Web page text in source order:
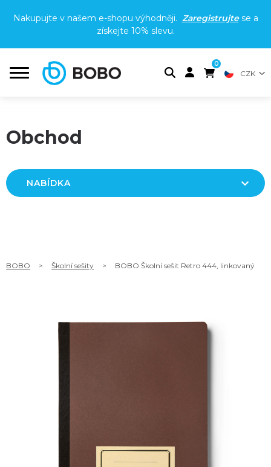
Nakupujte v našem e-shopu výhodněji. Zaregistrujtese a
získejte 10% slevu.
0
CZK
Obchod
NABÍDKA
BOBO > Školní sešity > BOBO Školní sešit Retro 444, linkovaný